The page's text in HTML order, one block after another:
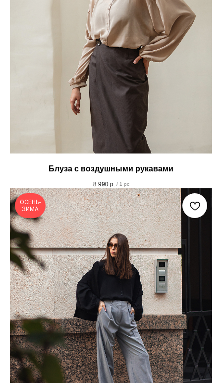
Блуза с воздушными рукавами
8 990 р. / 1 pc
ОСЕНЬ-
ЗИМА